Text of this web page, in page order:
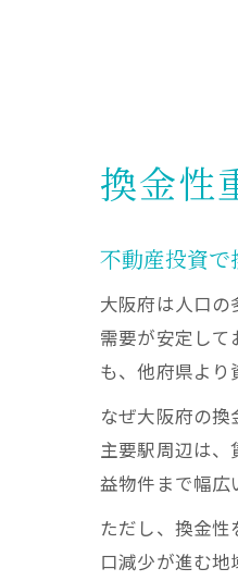
換金性
不動産投資で
大阪府は人口
需要が安定し
も、他府県より
なぜ大阪府の
主要駅周辺は
益物件まで幅広
ただし、換金
口減少が進む